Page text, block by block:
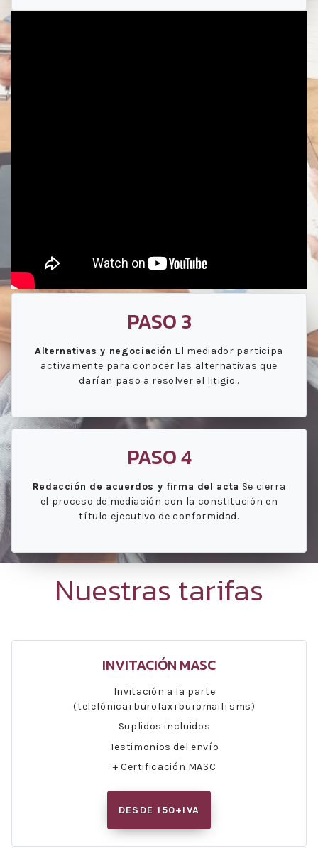
PASO 3
Alternativas y negociación El mediador participa
activamente para conocer las alternativas que
darían paso a resolver el litigio..
PASO 4
Redacción de acuerdos y firma del acta Se cierra
el proceso de mediación con la constitución en
título ejecutivo de conformidad.
Nuestras tarifas
INVITACIÓN MASC
Invitación a la parte
(telefónica+burofax+buromail+sms)
Suplidos incluidos
Testimonios del envío
+ Certificación MASC
DESDE 150+IVA